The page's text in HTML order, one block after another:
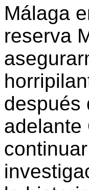
Málaga
reserva
después
adelante